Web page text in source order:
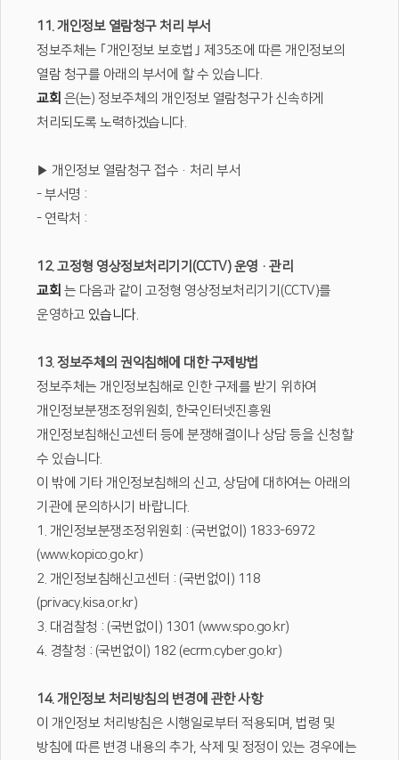
11. 개인정보 열람청구 처리 부서
정보주체는 ｢개인정보 보호법｣ 제35조에 따른 개인정보의
열람 청구를 아래의 부서에 할 수 있습니다.
교회 은(는) 정보주체의 개인정보 열람청구가 신속하게
처리되도록 노력하겠습니다.
▶ 개인정보 열람청구 접수·처리 부서
- 부서명 :
- 연락처 :
12. 고정형 영상정보처리기기(CCTV) 운영·관리
교회 는 다음과 같이 고정형 영상정보처리기기(CCTV)를
운영하고 있습니다.
13. 정보주체의 권익침해에 대한 구제방법
정보주체는 개인정보침해로 인한 구제를 받기 위하여
개인정보분쟁조정위원회, 한국인터넷진흥원
개인정보침해신고센터 등에 분쟁해결이나 상담 등을 신청할
수 있습니다.
이 밖에 기타 개인정보침해의 신고, 상담에 대하여는 아래의
기관에 문의하시기 바랍니다.
1. 개인정보분쟁조정위원회 : (국번없이) 1833-6972
(www.kopico.go.kr)
2. 개인정보침해신고센터 : (국번없이) 118
(privacy.kisa.or.kr)
3. 대검찰청 : (국번없이) 1301 (www.spo.go.kr)
4. 경찰청 : (국번없이) 182 (ecrm.cyber.go.kr)
14. 개인정보 처리방침의 변경에 관한 사항
이 개인정보 처리방침은 시행일로부터 적용되며, 법령 및
방침에 따른 변경 내용의 추가, 삭제 및 정정이 있는 경우에는